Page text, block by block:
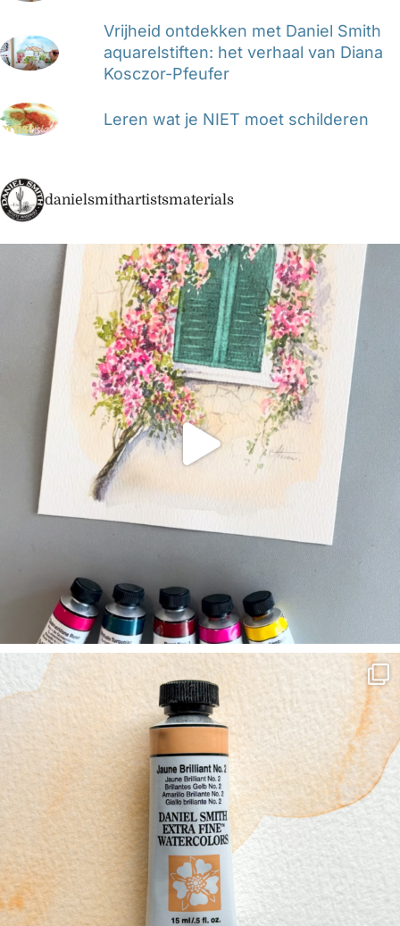
Vrijheid ontdekken met Daniel Smith
aquarelstiften: het verhaal van Diana
Kosczor-Pfeufer
Leren wat je NIET moet schilderen
danielsmithartistsmaterials